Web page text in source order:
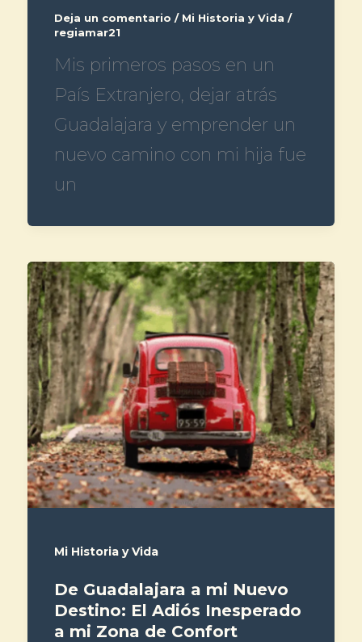
Deja un comentario / Mi Historia y Vida /
regiamar21
Mis primeros pasos en un
País Extranjero, dejar atrás
Guadalajara y emprender un
nuevo camino con mi hija fue
un
Mi Historia y Vida
De Guadalajara a mi Nuevo
Destino: El Adiós Inesperado
a mi Zona de Confort